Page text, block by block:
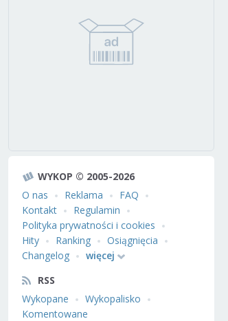
WYKOP © 2005-2026
O nas
Reklama
FAQ
Kontakt
Regulamin
Polityka prywatności i cookies
Hity
Ranking
Osiągnięcia
Changelog
więcej
RSS
Wykopane
Wykopalisko
Komentowane